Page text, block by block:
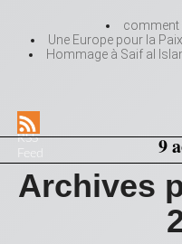
comment
Une Europe pour la
Hommage à Saif al
RSS
Feed
9
Archives